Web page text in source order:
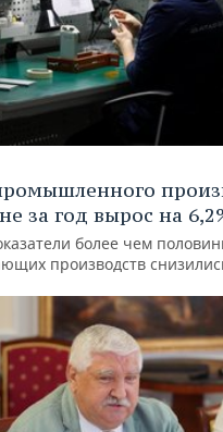
за год вырос на
более чем
производств